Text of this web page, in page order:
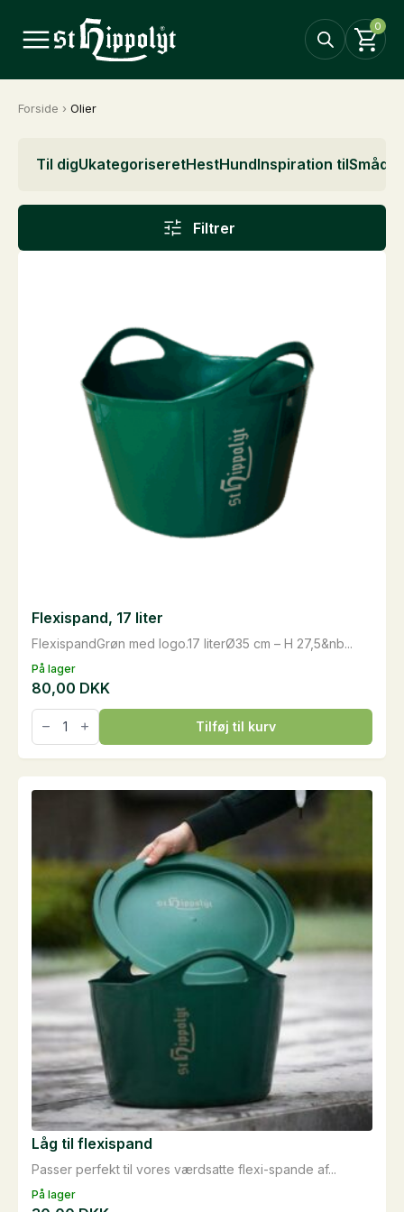
0
Forside › Olier
Til digUkategoriseretHestHundInspiration tilSmådyr
Filtrer
På lager
FlexispandGrøn med logo.17 literØ35 cm – H 27,5&nb...
Flexispand, 17 liter
80,00 DKK
Flexispand,
17
liter
antal
Tilføj til kurv
På lager
Passer perfekt til vores værdsatte flexi-spande af...
Låg til flexispand